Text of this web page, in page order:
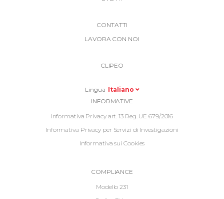
CONTATTI
LAVORA CON NOI
CLIPEO
Lingua Italiano
Informative
Footer
INFORMATIVE
Informativa Privacy art. 13 Reg. UE 679/2016
Informativa Privacy per Servizi di Investigazioni
Informativa sui Cookies
InformativeCOMPLIANCE
Modello 231